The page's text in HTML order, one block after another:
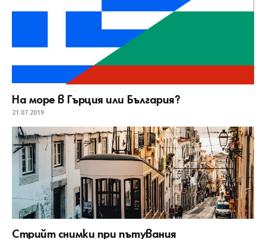
На море в Гърция или България?
21.07.2019
Стрийт снимки при пътувания